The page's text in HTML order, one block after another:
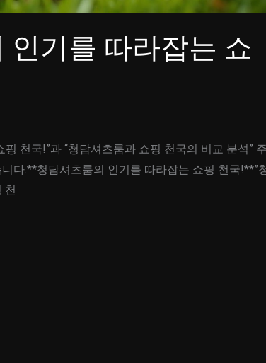
인기를 따라잡는 쇼
천국!”과 “청담셔츠룸과 쇼핑 천국의 비교 분석” 주
다.**청담셔츠룸의 인기를 따라잡는 쇼핑 천국!**”
천